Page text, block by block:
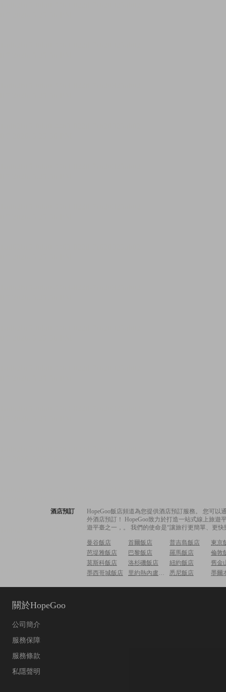
酒店預訂
HopeGoo飯店頻道為您提供酒店預訂服務。 您可
外酒店預訂！ HopeGoo致力於打造一站式線上旅
遊平臺之一，。 我們的使命是“讓旅行更簡單、更
曼谷飯店 首爾飯店 普吉島飯店
東京
芭堤雅飯店
巴黎飯店 羅馬飯店
倫敦
莫斯科飯店
洛杉磯飯店 紐約飯店
舊金
墨西哥城飯店
里約熱內盧飯店 悉尼飯店 墨爾
關於HopeGoo
公司簡介
服務保障
服務條款
私隱聲明